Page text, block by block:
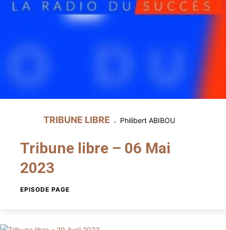
TRIBUNE LIBRE Philibert ABIBOU
Tribune libre – 06 Mai
2023
EPISODE PAGE